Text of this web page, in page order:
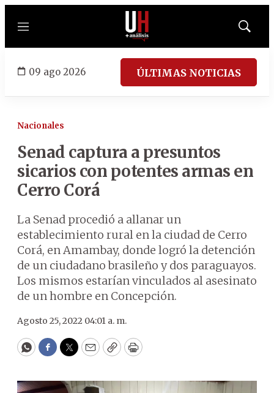
Menú
Mostrar
09 ago 2026 ÚLTIMAS NOTICIAS
Nacionales
Senad captura a presuntos
sicarios con potentes armas en
Cerro Corá
La Senad procedió a allanar un
establecimiento rural en la ciudad de Cerro
Corá, en Amambay, donde logró la detención
de un ciudadano brasileño y dos paraguayos.
Los mismos estarían vinculados al asesinato
de un hombre en Concepción.
Agosto 25, 2022 04:01 a. m.
WhatsApp
Facebook
Twitter
EmailCopyPrint